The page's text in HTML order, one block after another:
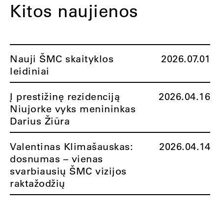
Kitos naujienos
Nauji ŠMC skaityklos
leidiniai
2026.07.01
Į prestižinę rezidenciją
Niujorke vyks menininkas
Darius Žiūra
2026.04.16
Valentinas Klimašauskas:
dosnumas – vienas
svarbiausių ŠMC vizijos
raktažodžių
2026.04.14